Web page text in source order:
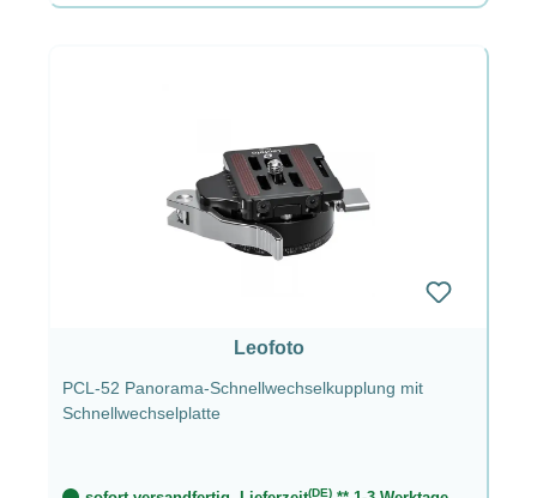
Leofoto
PCL-52 Panorama-Schnellwechselkupplung mit
Schnellwechselplatte
(DE)